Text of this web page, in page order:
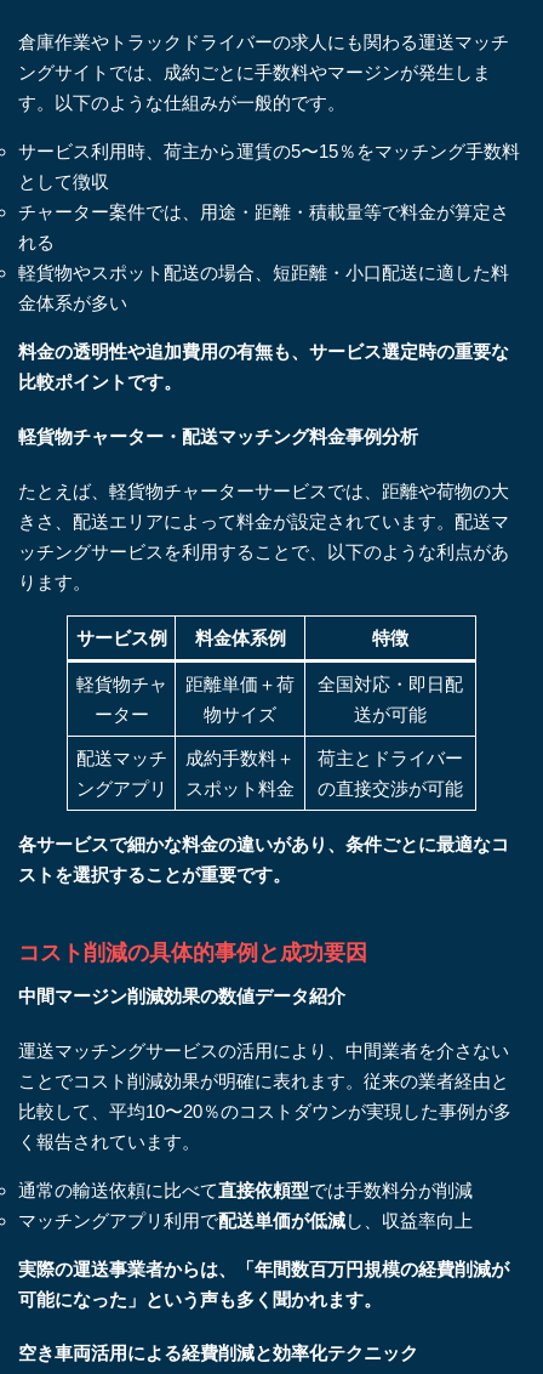
倉庫作業やトラックドライバーの求人にも関わる運送マッチ
ングサイトでは、成約ごとに手数料やマージンが発生しま
す。以下のような仕組みが一般的です。
サービス利用時、荷主から運賃の5〜15％をマッチング手数料
として徴収
チャーター案件では、用途・距離・積載量等で料金が算定さ
れる
軽貨物やスポット配送の場合、短距離・小口配送に適した料
金体系が多い
料金の透明性や追加費用の有無も、サービス選定時の重要な
比較ポイントです。
軽貨物チャーター・配送マッチング料金事例分析
たとえば、軽貨物チャーターサービスでは、距離や荷物の大
きさ、配送エリアによって料金が設定されています。配送マ
ッチングサービスを利用することで、以下のような利点があ
ります。
サービス例 料金体系例 特徴
軽貨物チャ
ーター
距離単価＋荷
物サイズ
全国対応・即日配
送が可能
配送マッチ
ングアプリ
成約手数料＋
スポット料金
荷主とドライバー
の直接交渉が可能
各サービスで細かな料金の違いがあり、条件ごとに最適なコ
ストを選択することが重要です。
コスト削減の具体的事例と成功要因
中間マージン削減効果の数値データ紹介
運送マッチングサービスの活用により、中間業者を介さない
ことでコスト削減効果が明確に表れます。従来の業者経由と
比較して、平均10〜20％のコストダウンが実現した事例が多
く報告されています。
通常の輸送依頼に比べて直接依頼型では手数料分が削減
マッチングアプリ利用で配送単価が低減し、収益率向上
実際の運送事業者からは、「年間数百万円規模の経費削減が
可能になった」という声も多く聞かれます。
空き車両活用による経費削減と効率化テクニック